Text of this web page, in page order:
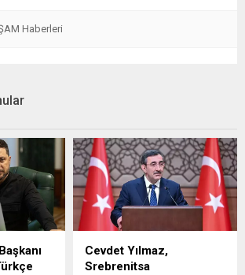
Haberleri
Cevdet Yılmaz,
Srebrenitsa